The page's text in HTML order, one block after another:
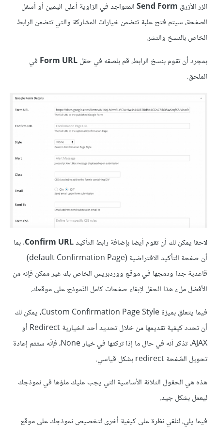
الزر الأزرق Send Formالمتواجد في الزاوية أعلى اليمين أو أسفل
الصفحة، سيتم فتح علبة تتضمن خيارات المشاركة والتي تتضمن الرابط
الخاص بالنسخ والنشر.
بمجرد أن تقوم بنسخ الرابط، قم بلصقه في حقل
في
الملحق.
لاحقا يمكن لك أن تقوم أيضا بإضافة رابط التأكيدConfirm URL. بما
أن صفحة التأكيد الافتراضية (default Confirmation Page)
قاعدية جدا ودمجها في موقع ووردبريس الخاص بك غير ممكن فإنه من
الأفضل ملء هذا الحقل لإبقاء صفحات كامل النّموذج على موقعك.
فيما يتعلق بميزة Custom Confirmation Page Style، يمكن لك
أن تحدد كيفية تقديمها من خلال تحديد أحد الخيارية Redirect أو
AJAX. تذكر أنه في حال ما إذا تركتها في خيار None، فإنّه ستتم إعادة
تحويل الصّفحة redirect بشكل قياسي.
هذه هي الحقول الثلاثة الأساسية التي يجب عليك ملؤها في نموذجك
ليعمل بشكل جيد.
فيما يلي، لنلقي نظرة على كيفية أخرى لتخصيص نموذجك على موقع